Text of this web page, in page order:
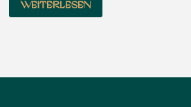
WEITERLESEN